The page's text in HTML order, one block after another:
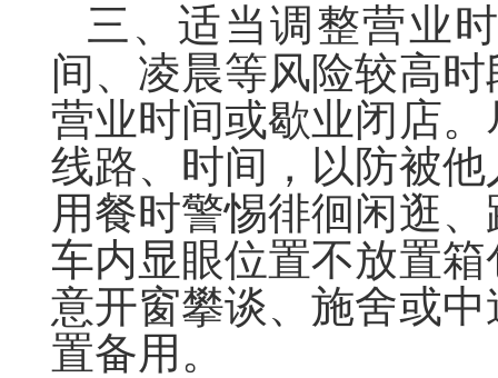
三、适当调整营业
间、凌晨等风险较高
营业时间或歇业闭店
线路、时间，以防被
用餐时警惕徘徊闲逛
车内显眼位置不放置
意开窗攀谈、施舍或
置备用。